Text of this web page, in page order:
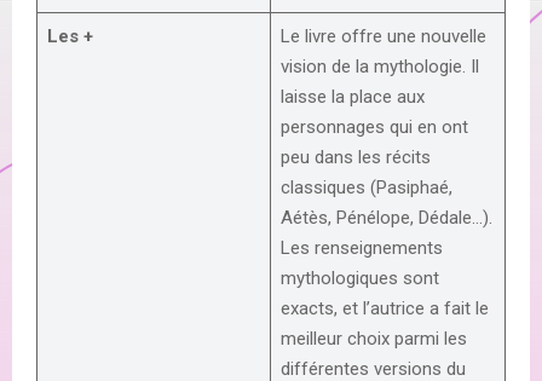
Les +
Le livre offre une nouvelle
vision de la mythologie. Il
laisse la place aux
personnages qui en ont
peu dans les récits
classiques (Pasiphaé,
Aétès, Pénélope, Dédale…).
Les renseignements
mythologiques sont
exacts, et l’autrice a fait le
meilleur choix parmi les
différentes versions du